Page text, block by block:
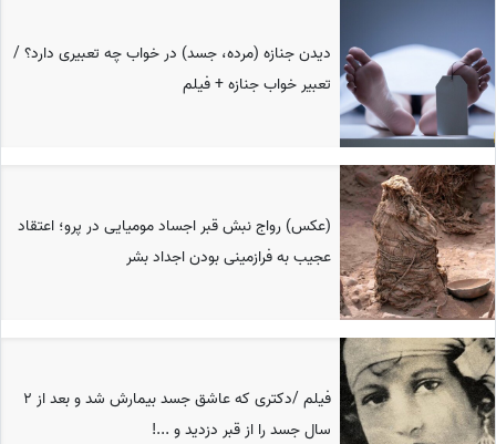
دیدن جنازه (مرده، جسد) در خواب چه تعبیری دارد؟ /
تعبیر خواب جنازه + فیلم
(عکس) رواج نبش قبر اجساد مومیایی در پرو؛ اعتقاد
عجیب به فرازمینی بودن اجداد بشر
فیلم /دکتری که عاشق جسد بیمارش شد و بعد از 2
سال جسد را از قبر دزدید و ...!